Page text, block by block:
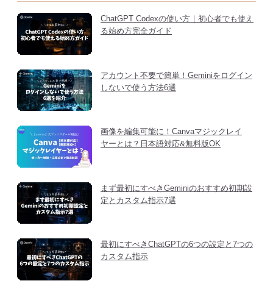
ChatGPT Codexの使い方｜初心者でも使え
る始め方完全ガイド
アカウント不要で簡単！Geminiをログイン
しないで使う方法6選
画像を編集可能に！Canvaマジックレイ
ヤーとは？日本語対応&無料版OK
まず最初にすべきGeminiのおすすめ初期設
定とカスタム指示7選
最初にすべきChatGPTの6つの設定と7つの
カスタム指示